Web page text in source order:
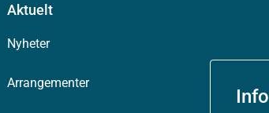
Aktuelt
Nyheter
Arrangementer